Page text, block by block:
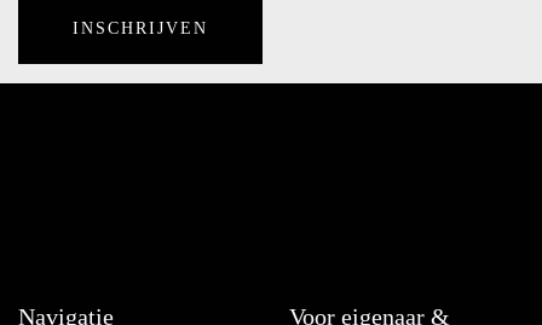
Navigatie
Voor eigenaar &